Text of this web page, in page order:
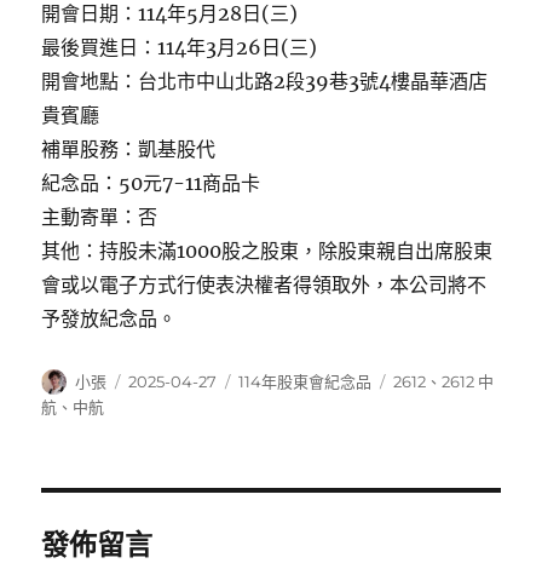
開會日期：114年5月28日(三)
最後買進日：114年3月26日(三)
開會地點：台北市中山北路2段39巷3號4樓晶華酒店
貴賓廳
補單股務：凱基股代
紀念品：50元7-11商品卡
主動寄單：否
其他：持股未滿1000股之股東，除股東親自出席股東
會或以電子方式行使表決權者得領取外，本公司將不
予發放紀念品。
作
者
小張
發
2025-04-27
分
114年股東會紀念品
標
2612 、2612 中
航 、 中航
發佈留言